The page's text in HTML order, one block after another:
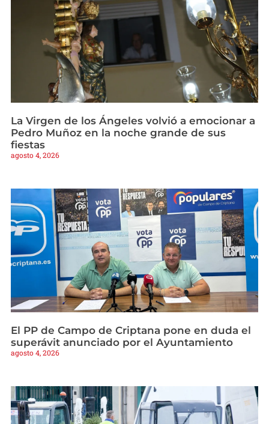
La Virgen de los Ángeles volvió a emocionar a
Pedro Muñoz en la noche grande de sus
fiestas
agosto 4, 2026
El PP de Campo de Criptana pone en duda el
superávit anunciado por el Ayuntamiento
agosto 4, 2026